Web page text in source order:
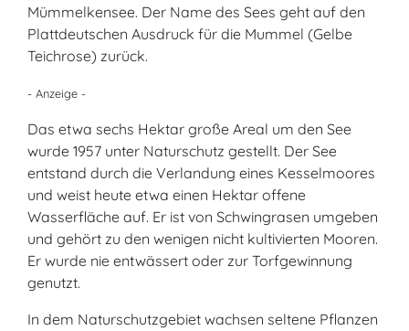
Mümmelkensee. Der Name des Sees geht auf den
Plattdeutschen Ausdruck für die Mummel (Gelbe
Teichrose) zurück.
- Anzeige -
Das etwa sechs Hektar große Areal um den See
wurde 1957 unter Naturschutz gestellt. Der See
entstand durch die Verlandung eines Kesselmoores
und weist heute etwa einen Hektar offene
Wasserfläche auf. Er ist von Schwingrasen umgeben
und gehört zu den wenigen nicht kultivierten Mooren.
Er wurde nie entwässert oder zur Torfgewinnung
genutzt.
In dem Naturschutzgebiet wachsen seltene Pflanzen